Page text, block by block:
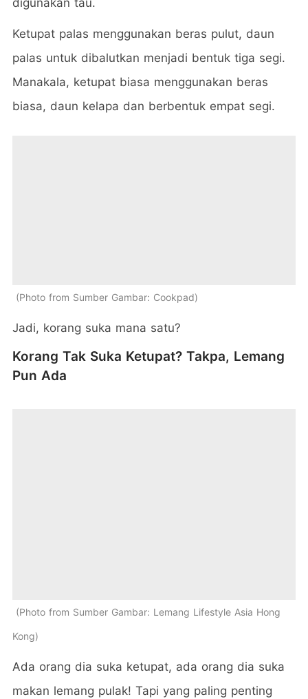
digunakan tau.
Ketupat palas menggunakan beras pulut, daun
palas untuk dibalutkan menjadi bentuk tiga segi.
Manakala, ketupat biasa menggunakan beras
biasa, daun kelapa dan berbentuk empat segi.
Photo from Sumber Gambar: Cookpad
Jadi, korang suka mana satu?
Korang Tak Suka Ketupat? Takpa, Lemang
Pun Ada
Photo from Sumber Gambar: Lemang Lifestyle Asia Hong
Kong
Ada orang dia suka ketupat, ada orang dia suka
makan lemang pulak! Tapi yang paling penting